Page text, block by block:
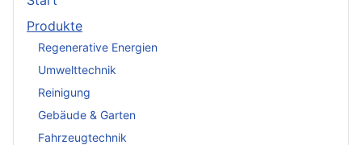
Produkte
Regenerative Energien
Umwelttechnik
Reinigung
Gebäude & Garten
Fahrzeugtechnik